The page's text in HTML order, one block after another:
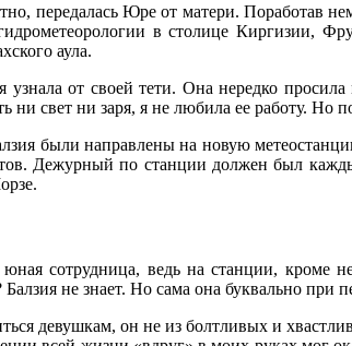
передалась Юре от матери. Поработав
в столице Киргизии,
аула.
узнала от своей тети. Она нередко
ни свет ни заря, я не любила ее работу. Но
были направлены на новую
Дежурный по станции должен был
сотрудница, ведь на станции, кроме
Балзия не знает. Но сама она буквально
девушкам, он не из болтливых и